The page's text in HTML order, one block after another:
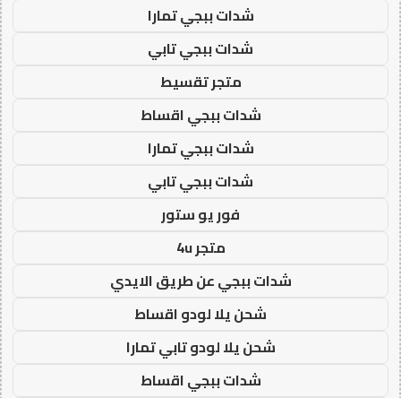
شدات ببجي تمارا
شدات ببجي تابي
متجر تقسيط
شدات ببجي اقساط
شدات ببجي تمارا
شدات ببجي تابي
فور يو ستور
متجر 4u
شدات ببجي عن طريق الايدي
شحن يلا لودو اقساط
شحن يلا لودو تابي تمارا
شدات ببجي اقساط